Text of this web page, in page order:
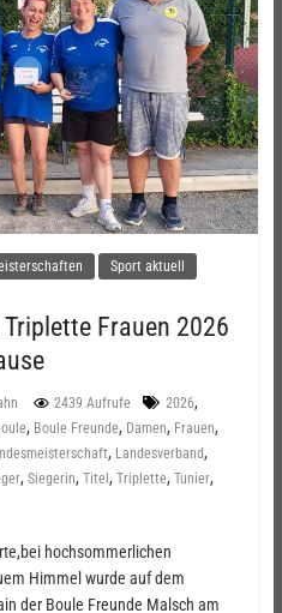
Sport aktuell
Frauen 2026
2439 Aufrufe 2026,
, Boule Freunde, Damen, Frauen,
, Landesverband,
, Siegerin, Titel, Triplette, Tunier,
hochsommerlichen
Himmel wurde auf dem
der Boule Freunde Malsch am